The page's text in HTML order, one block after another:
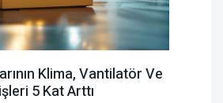
Klima, Vantilatör ‎ve
5 Kat Arttı